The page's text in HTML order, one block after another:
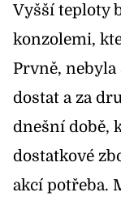
Vyšší teploty
konzolemi,
Prvně, nebyla
dostat a za
dnešní době,
dostatkové
akcí potřeba.